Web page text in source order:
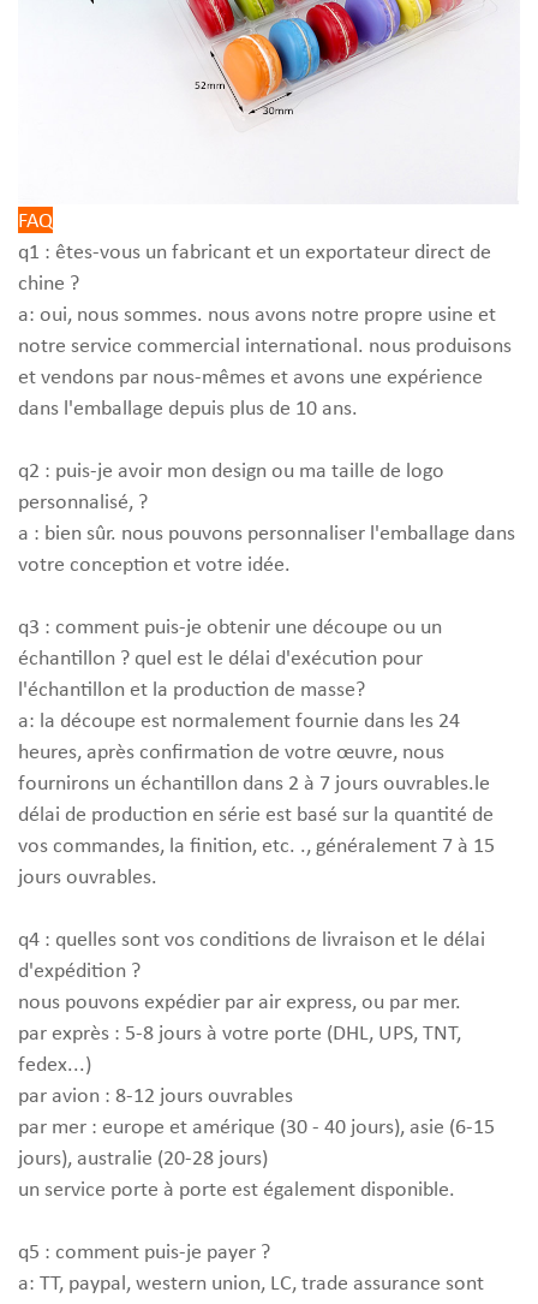
FAQ
q1 : êtes-vous un fabricant et un exportateur direct de
chine ?
a: oui, nous sommes. nous avons notre propre usine et
notre service commercial international. nous produisons
et vendons par nous-mêmes et avons une expérience
dans l'emballage depuis plus de 10 ans.
q2 : puis-je avoir mon design ou ma taille de logo
personnalisé, ?
a : bien sûr. nous pouvons personnaliser l'emballage dans
votre conception et votre idée.
q3 : comment puis-je obtenir une découpe ou un
échantillon ? quel est le délai d'exécution pour
l'échantillon et la production de masse?
a: la découpe est normalement fournie dans les 24
heures, après confirmation de votre œuvre, nous
fournirons un échantillon dans 2 à 7 jours ouvrables.le
délai de production en série est basé sur la quantité de
vos commandes, la finition, etc. ., généralement 7 à 15
jours ouvrables.
q4 : quelles sont vos conditions de livraison et le délai
d'expédition ?
nous pouvons expédier par air express, ou par mer.
par exprès : 5-8 jours à votre porte (DHL, UPS, TNT,
fedex...)
par avion : 8-12 jours ouvrables
par mer : europe et amérique (30 - 40 jours), asie (6-15
jours), australie (20-28 jours)
un service porte à porte est également disponible.
q5 : comment puis-je payer ?
a: TT, paypal, western union, LC, trade assurance sont